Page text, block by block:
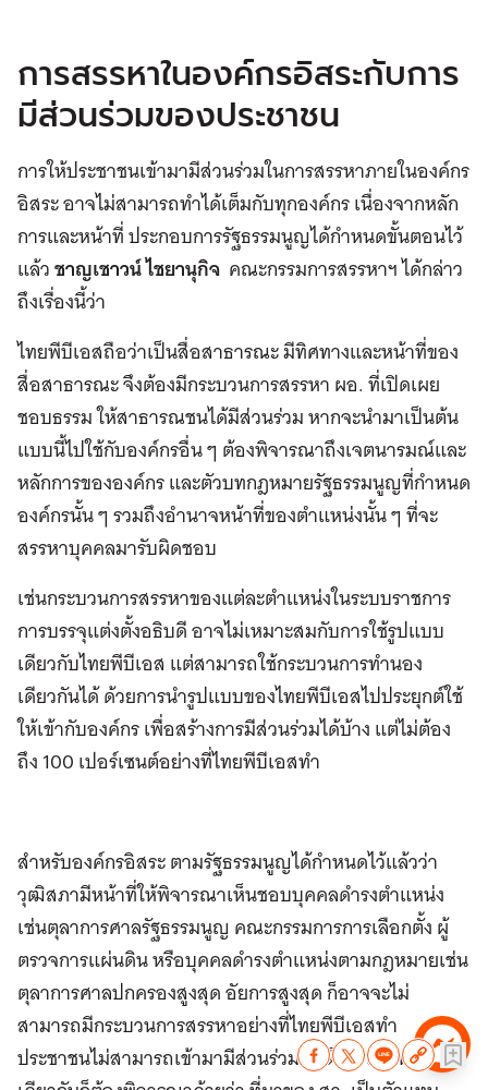
การสรรหาในองค์กรอิสระกับการ
มีส่วนร่วมของประชาชน
การให้ประชาชนเข้ามามีส่วนร่วมในการสรรหาภายในองค์กร
อิสระ อาจไม่สามารถทำได้เต็มกับทุกองค์กร เนื่องจากหลัก
การและหน้าที่ ประกอบการรัฐธรรมนูญได้กำหนดขั้นตอนไว้
แล้วชาญเชาวน์ ไชยานุกิจ คณะกรรมการสรรหาฯ ได้กล่าว
ถึงเรื่องนี้ว่า
ไทยพีบีเอสถือว่าเป็นสื่อสาธารณะ มีทิศทางและหน้าที่ของ
สื่อสาธารณะ จึงต้องมีกระบวนการสรรหา ผอ. ที่เปิดเผย
ชอบธรรม ให้สาธารณชนได้มีส่วนร่วม หากจะนำมาเป็นต้น
แบบนี้ไปใช้กับองค์กรอื่น ๆ ต้องพิจารณาถึงเจตนารมณ์และ
หลักการขององค์กร และตัวบทกฎหมายรัฐธรรมนูญที่กำหนด
องค์กรนั้น ๆ รวมถึงอำนาจหน้าที่ของตำแหน่งนั้น ๆ ที่จะ
สรรหาบุคคลมารับผิดชอบ
เช่นกระบวนการสรรหาของแต่ละตำแหน่งในระบบราชการ
การบรรจุแต่งตั้งอธิบดี อาจไม่เหมาะสมกับการใช้รูปแบบ
เดียวกับไทยพีบีเอส แต่สามารถใช้กระบวนการทำนอง
เดียวกันได้ ด้วยการนำรูปแบบของไทยพีบีเอสไปประยุกต์ใช้
ให้เข้ากับองค์กร เพื่อสร้างการมีส่วนร่วมได้บ้าง แต่ไม่ต้อง
ถึง 100 เปอร์เซนต์อย่างที่ไทยพีบีเอสทำ
สำหรับองค์กรอิสระ ตามรัฐธรรมนูญได้กำหนดไว้แล้วว่า
วุฒิสภามีหน้าที่ให้พิจารณาเห็นชอบบุคคลดำรงตำแหน่ง
เช่นตุลาการศาลรัฐธรรมนูญ คณะกรรมการการเลือกตั้ง ผู้
ตรวจการแผ่นดิน หรือบุคคลดำรงตำแหน่งตามกฎหมายเช่น
ตุลาการศาลปกครองสูงสุด อัยการสูงสุด ก็อาจจะไม่
สามารถมีกระบวนการสรรหาอย่างที่ไทยพีบีเอสทำ
ประชาชนไม่สามารถเข้ามามีส่วนร่วมได้เต็มที่ แต่ในขณะ